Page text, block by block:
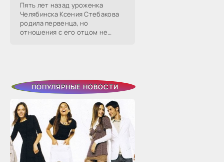
Пять лет назад уроженка
Челябинска Ксения Стебакова
родила первенца, но
отношения с его отцом не
ПОПУЛЯРНЫЕ НОВОСТИ